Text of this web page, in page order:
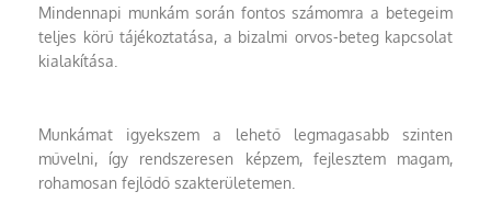
Mindennapi munkám során fontos számomra a betegeim
teljes körű tájékoztatása, a bizalmi orvos-beteg kapcsolat
kialakítása.
Munkámat igyekszem a lehető legmagasabb szinten
művelni, így rendszeresen képzem, fejlesztem magam,
rohamosan fejlődő szakterületemen.